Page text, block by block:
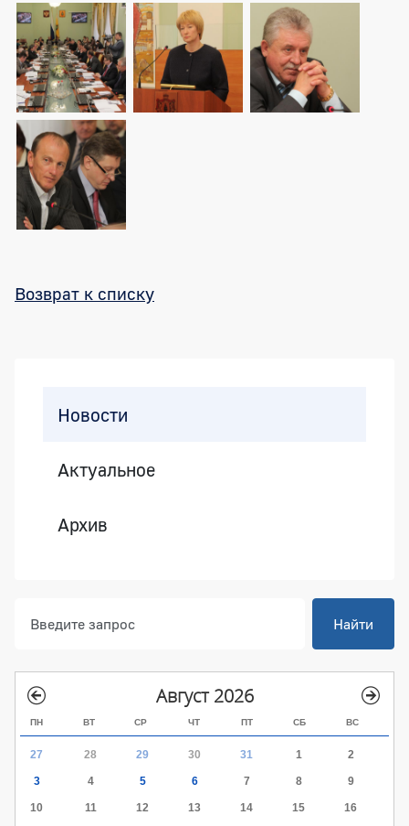
Возврат к списку
Новости
Актуальное
Архив
Найти
Август 2026
ПН ВТ СР ЧТ ПТ СБ ВС
27 28 29 30 31 1 2
3 4 5 6 7 8 9
10 11 12 13 14 15 16